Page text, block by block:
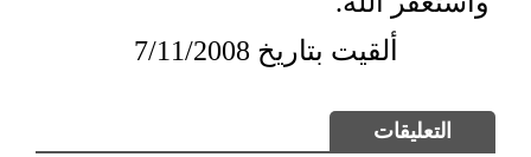
ألقيت بتاريخ 7/11/2008
التعليقات